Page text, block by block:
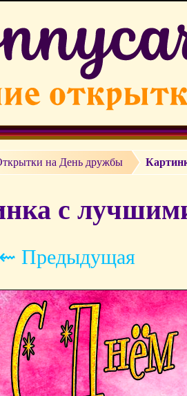
на День дружбы
с
⇜ Предыдущая